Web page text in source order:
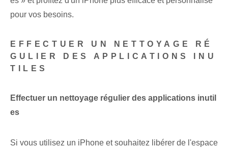
pour⁢ vos besoins.
EFFECTUER UN NETTOYAGE RÉ
GULIER DES APPLICATIONS INU
TILES
Effectuer un nettoyage régulier des applications inutil
es
Si⁢ vous utilisez un iPhone et souhaitez libérer de l'espace⁢